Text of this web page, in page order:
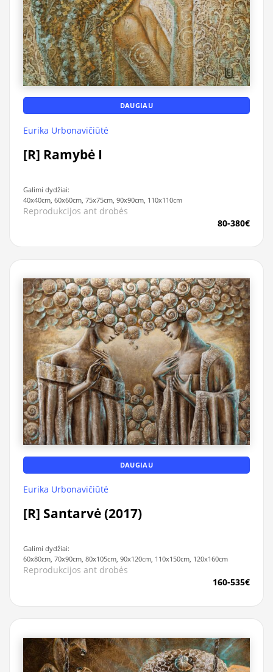
DAUGIAU
Eurika Urbonavičiūtė
[R] Ramybė I
Galimi dydžiai:
40x40cm, 60x60cm, 75x75cm, 90x90cm, 110x110cm
Reprodukcijos ant drobės
80-380€
DAUGIAU
Eurika Urbonavičiūtė
[R] Santarvė (2017)
Galimi dydžiai:
60x80cm, 70x90cm, 80x105cm, 90x120cm, 110x150cm, 120x160cm
Reprodukcijos ant drobės
160-535€